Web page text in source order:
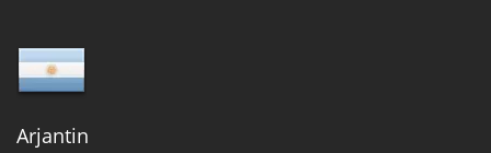
Arjantin